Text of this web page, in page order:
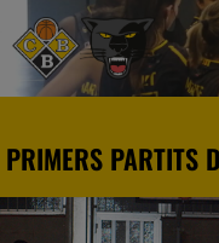
PRIMERS PARTITS